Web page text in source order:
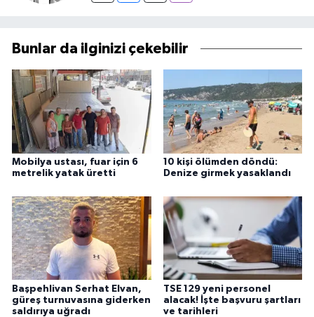
Bunlar da ilginizi çekebilir
Mobilya ustası, fuar için 6
metrelik yatak üretti
10 kişi ölümden döndü:
Denize girmek yasaklandı
Başpehlivan Serhat Elvan,
güreş turnuvasına giderken
saldırıya uğradı
TSE 129 yeni personel
alacak! İşte başvuru şartları
ve tarihleri